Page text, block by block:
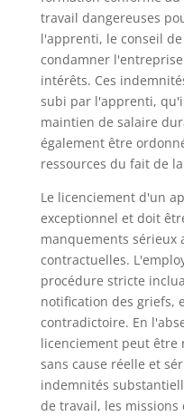
travail dangereuses
l'apprenti, le conseil
condamner
intérêts. Ces
subi par l'apprenti,
maintien de salaire
également être
ressources du fait de
Le licenciement d'un
exceptionnel et doit
manquements sérieux
contractuelles.
procédure stricte
notification des griefs,
contradictoire. En
licenciement peut être
sans cause réelle et
indemnités
de travail, les missions